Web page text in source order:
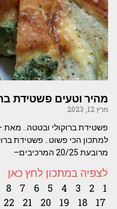
מהיר וטעים פשטידת
מרץ 12, 2023
פשטידת ברוקולי ובטטה.. מאת
למתכון הכי פשוט.. פשטידת
מרובעת 20/25 המרכיבים–
לצפיה במתכון לחץ כאן
1
2
3
4
5
6
7
8
17
18
19
20
21
22